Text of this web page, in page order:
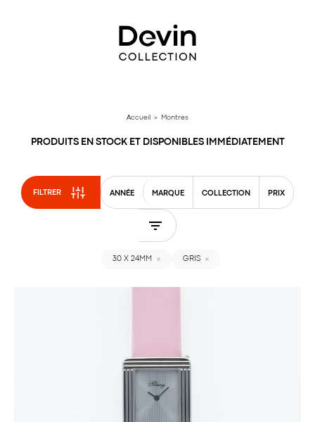
Accueil > Montres
PRODUITS EN STOCK ET DISPONIBLES IMMÉDIATEMENT
FILTRER ANNÉE MARQUE COLLECTION PRIX
30 X 24MM GRIS